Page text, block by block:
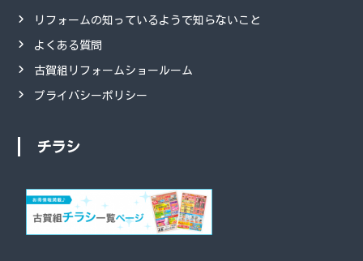
リフォームの知っているようで知らないこと
よくある質問
古賀組リフォームショールーム
プライバシーポリシー
チラシ